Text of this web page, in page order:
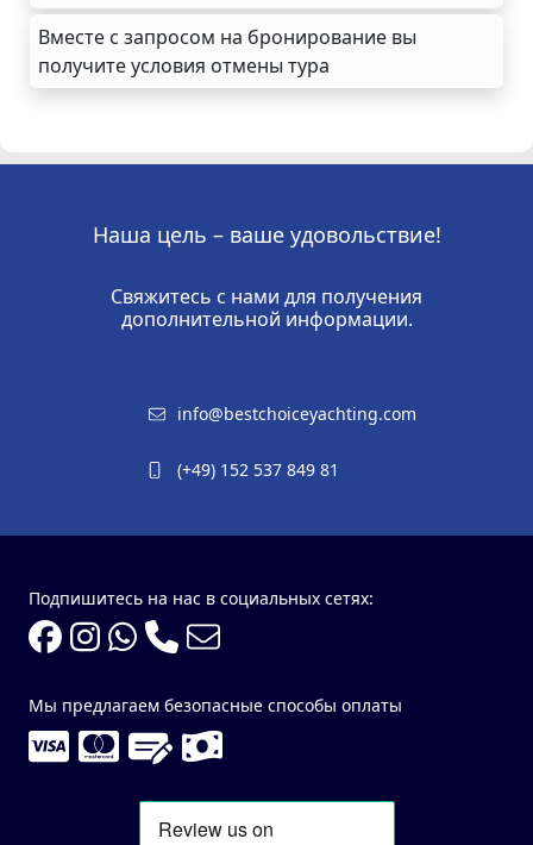
Вместе с запросом на бронирование вы
получите условия отмены тура
Наша цель – ваше удовольствие!
Свяжитесь с нами для получения
дополнительной информации.
info@bestchoiceyachting.com
(+49) 152 537 849 81
Подпишитесь на нас в социальных сетях:
Мы предлагаем безопасные способы оплаты